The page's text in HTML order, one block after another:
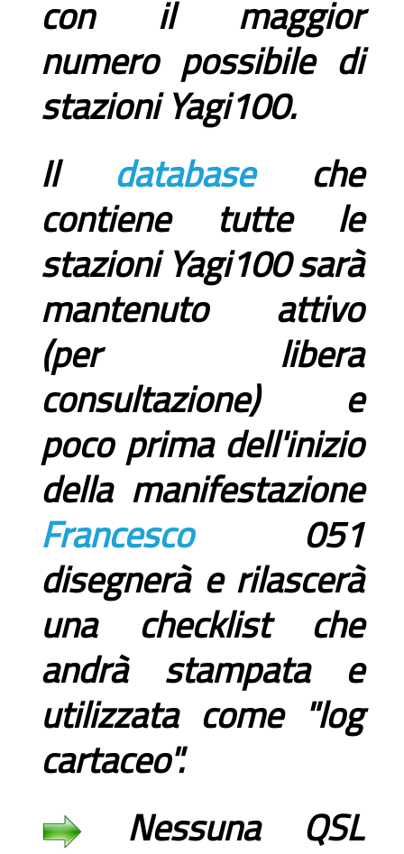
con il maggior
numero possibile di
stazioni Yagi100.
Il databaseche
contiene tutte le
stazioni Yagi100 sarà
mantenuto attivo
(per libera
consultazione) e
poco prima dell'inizio
della manifestazione
Francesco051
disegnerà e rilascerà
una checklist che
andrà stampata e
utilizzata come "log
cartaceo".
Nessuna QSL